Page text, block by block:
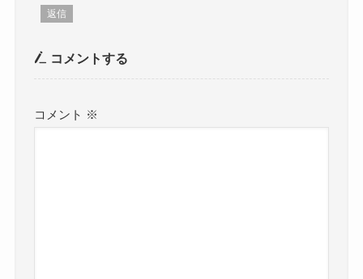
返信
コメントする
コメント ※